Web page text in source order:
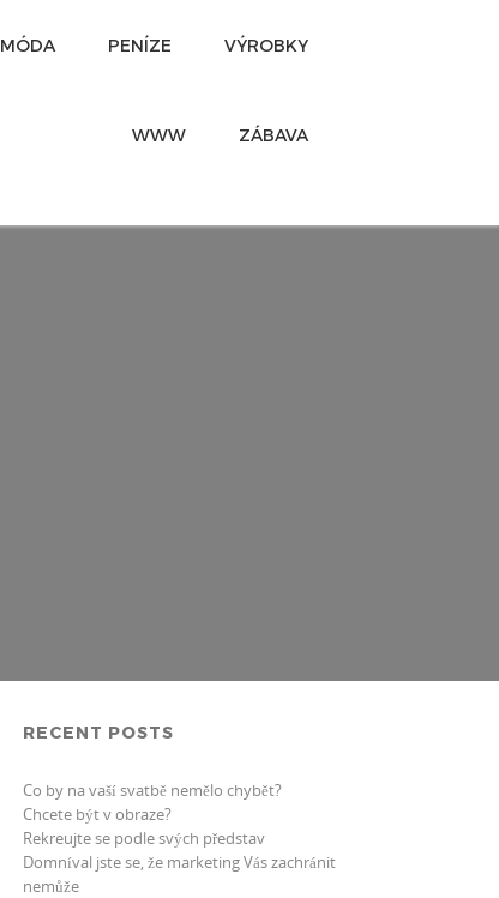
MÓDA PENÍZE VÝROBKY
WWW ZÁBAVA
RECENT POSTS
Co by na vaší svatbě nemělo chybět?
Chcete být v obraze?
Rekreujte se podle svých představ
Domníval jste se, že marketing Vás zachránit
nemůže